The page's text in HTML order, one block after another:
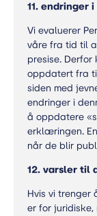
11. endringer
Vi evaluerer
våre fra tid til
presise.
oppdatert fra
siden med
endringer i
å oppdatere
erklæringen.
når de blir
12. varsler til
Hvis vi trenger
er for